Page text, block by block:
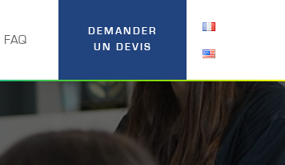
FAQ
DEMANDER
UN DEVIS